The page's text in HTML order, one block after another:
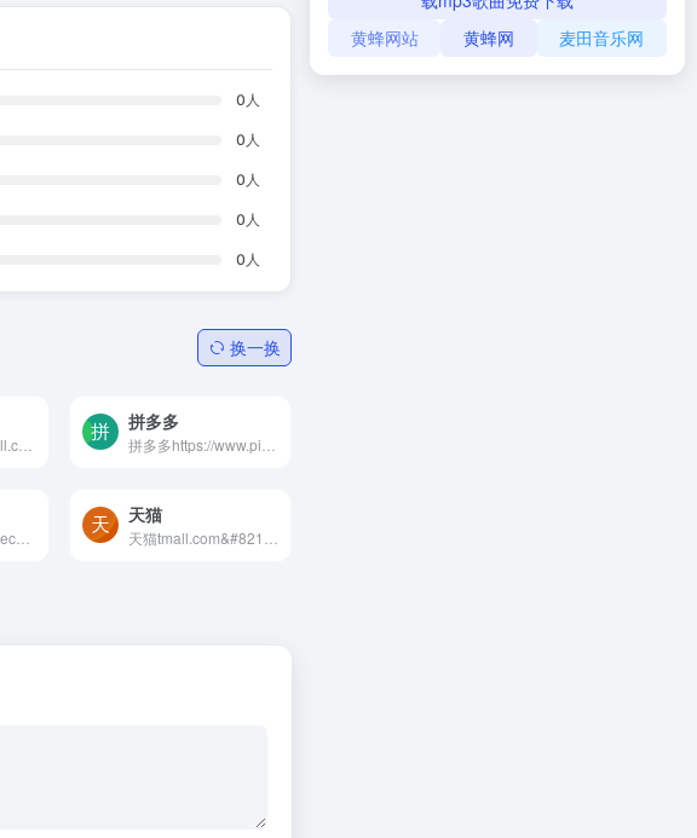
0 人
0 人
0 人
0 人
0 人
换一换
拼多多
天猫
黄蜂网站
黄蜂网 麦田音乐网